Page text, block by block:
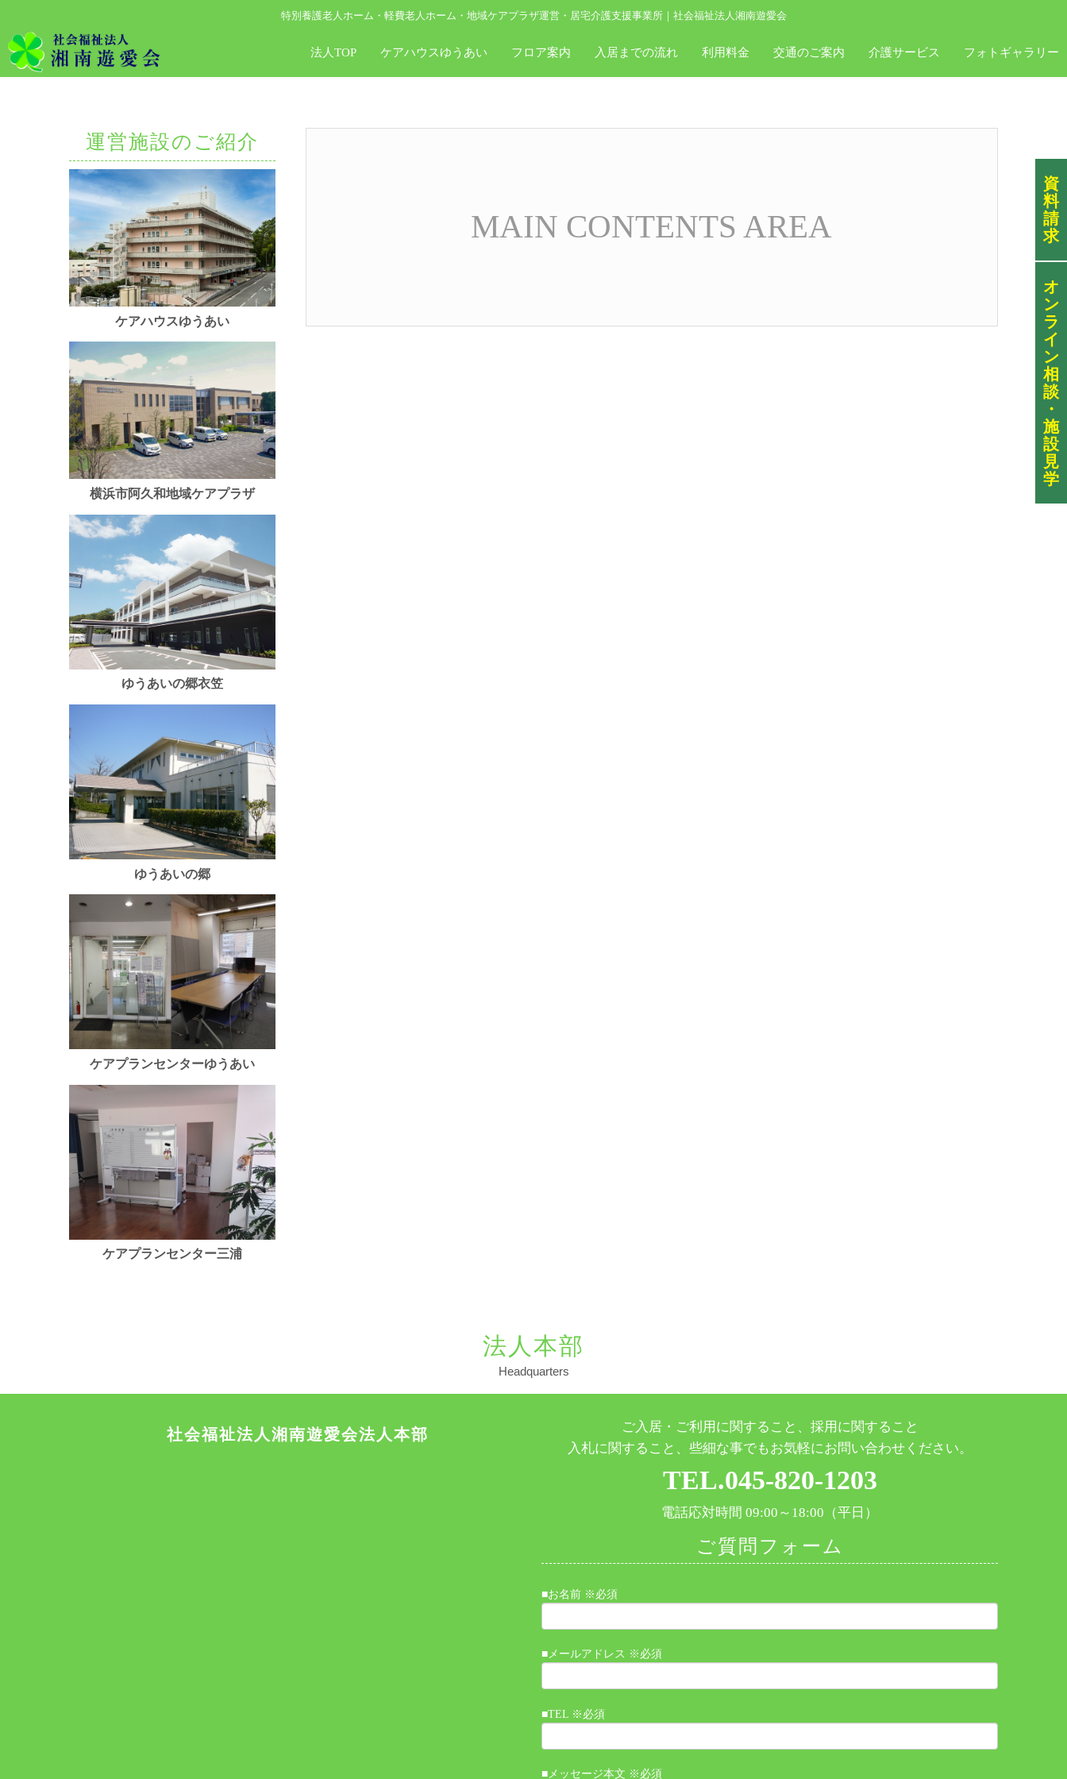
特別養護老人ホーム・軽費老人ホーム・地域ケアプラザ運営・居宅介護支援事業所｜社会福祉法人湘南遊愛会
法人TOP ケアハウスゆうあい フロア案内 入居までの流れ 利用料金 交通のご案内 介護サービス フォトギャラリー
資
料
請
求
オ
ン
ラ
イ
ン
相
談
・
施
設
見
学
MAIN CONTENTS AREA
運営施設のご紹介
ケアハウスゆうあい
横浜市阿久和地域ケアプラザ
ゆうあいの郷衣笠
ゆうあいの郷
ケアプランセンターゆうあい
ケアプランセンター三浦
法人本部
Headquarters
社会福祉法人湘南遊愛会法人本部
ご入居・ご利用に関すること、採用に関すること
入札に関すること、些細な事でもお気軽にお問い合わせください。
TEL.045-820-1203
電話応対時間 09:00～18:00（平日）
ご質問フォーム
■お名前 ※必須
■メールアドレス ※必須
■TEL ※必須
■メッセージ本文 ※必須